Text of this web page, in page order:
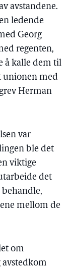
avstandene.
ledende
Georg
regenten,
å kalle dem til
unionen med
Herman
var
ble det
viktige
det
mellom de
om
avstedkom